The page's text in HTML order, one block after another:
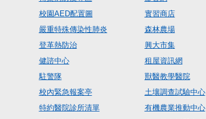
校園AED配置圖
嚴重特殊傳染性肺炎
登革熱防治
健諮中心
駐警隊
校內緊急報案亭
特約醫院診所清單
實習商店
森林農場
興大市集
租屋資訊網
獸醫教學醫院
土壤調查試驗中心
有機農業推動中心